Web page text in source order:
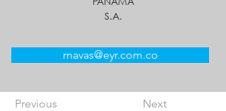
S.A.
rnavas@eyr.com.co
Previous Next